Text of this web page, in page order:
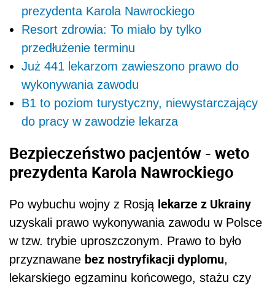
prezydenta Karola Nawrockiego
Resort zdrowia: To miało by tylko
przedłużenie terminu
Już 441 lekarzom zawieszono prawo do
wykonywania zawodu
B1 to poziom turystyczny, niewystarczający
do pracy w zawodzie lekarza
Bezpieczeństwo pacjentów - weto
prezydenta Karola Nawrockiego
Po wybuchu wojny z Rosją lekarze z Ukrainy
uzyskali prawo wykonywania zawodu w Polsce
w tzw. trybie uproszczonym. Prawo to było
przyznawane bez nostryfikacji dyplomu,
lekarskiego egzaminu końcowego, stażu czy